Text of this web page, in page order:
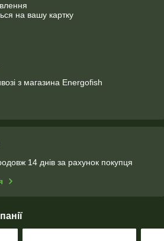
на вашу картку
з магазина Energofish
14 днів за рахунок покупця